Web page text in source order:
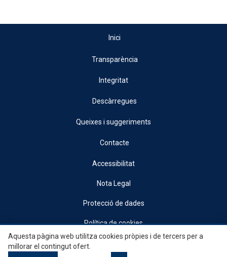
Inici
Transparència
Integritat
Descàrregues
Queixes i suggeriments
Contacte
Accessibilitat
Nota Legal
Protecció de dades
Política de cookies
© 2026, Generalitat • Conselleria d’Indústria, Turisme, Innovació i Comerç •
Institut Valencià de Competitivitat Empresarial
Aquesta pàgina web utilitza cookies pròpies i de tercers per a
millorar el contingut ofert.